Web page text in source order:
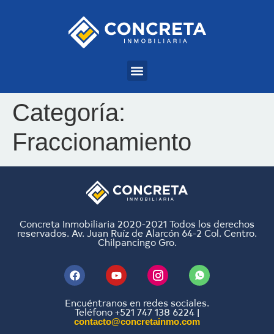
Categoría:
Fraccionamiento
Concreta Inmobiliaria 2020-2021 Todos los derechos
reservados. Av. Juan Ruíz de Alarcón 64-2 Col. Centro.
Chilpancingo Gro.
Encuéntranos en redes sociales.
Teléfono +521 747 138 6224 |
contacto@concretainmo.com